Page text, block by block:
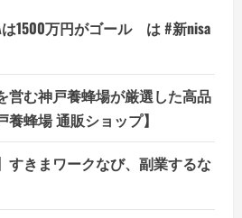
1500万円がゴール は #新nisa
営む神戸養蜂場が厳選した高品
蜂場 通販ショップ】
すきまワークなび、副業するな